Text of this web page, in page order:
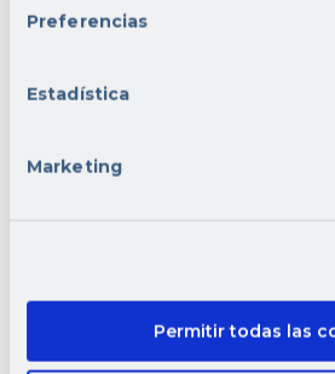
Preferencias
Estadística
Marketing
Permitir todas las
desplazamientos, o
Madrid
Incorporación